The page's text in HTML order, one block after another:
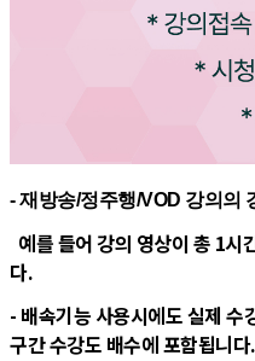
- 재방송/정주행/VOD 강의의
예를 들어 강의 영상이 총 1시
다.
- 배속기능 사용시에도 실제 수
구간 수강도 배수에 포함됩니다.